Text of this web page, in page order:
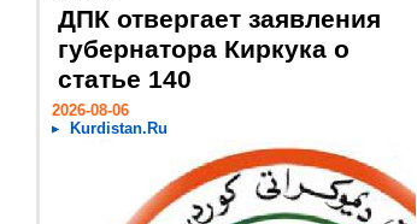
ДПК отвергает заявления
губернатора Киркука о
статье 140
2026-08-06
Kurdistan.Ru